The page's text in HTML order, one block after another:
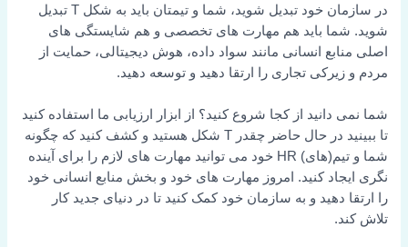
در سازمان خود تبدیل شوید، شما و تیمتان باید به شکل T تبدیل
شوید. شما باید هم مهارت های تخصصی و هم شایستگی های
اصلی منابع انسانی مانند سواد داده، هوش دیجیتالی، حمایت از
مردم و زیرکی تجاری را ارتقا دهید و توسعه دهید.
شما نمی دانید از کجا شروع کنید؟ از ابزار ارزیابی ما استفاده کنید
تا ببینید در حال حاضر چقدر T شکل هستید و کشف کنید که چگونه
شما و تیم(های) HR خود می توانید مهارت های لازم را برای آینده
نگری ایجاد کنید. امروز مهارت های خود و بخش منابع انسانی خود
را ارتقا دهید و به سازمان خود کمک کنید تا در دنیای جدید کار
تلاش کند.